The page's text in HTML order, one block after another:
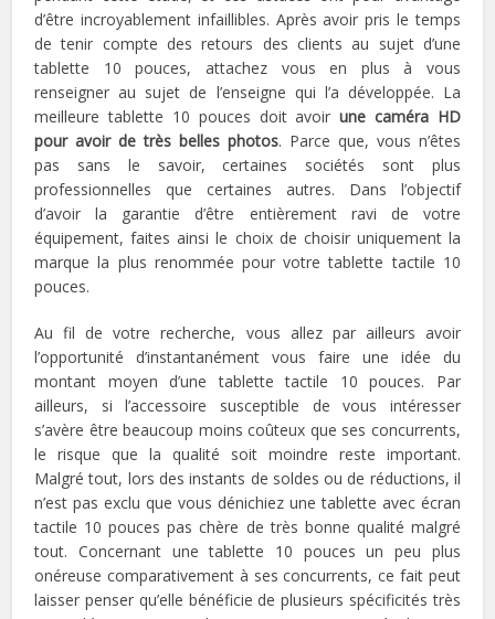
d’être incroyablement infaillibles. Après avoir pris le temps
de tenir compte des retours des clients au sujet d’une
tablette 10 pouces, attachez vous en plus à vous
renseigner au sujet de l’enseigne qui l’a développée. La
meilleure tablette 10 pouces doit avoirune caméra HD
pour avoir de très belles photos. Parce que, vous n’êtes
pas sans le savoir, certaines sociétés sont plus
professionnelles que certaines autres. Dans l’objectif
d’avoir la garantie d’être entièrement ravi de votre
équipement, faites ainsi le choix de choisir uniquement la
marque la plus renommée pour votre tablette tactile 10
pouces.
Au fil de votre recherche, vous allez par ailleurs avoir
l’opportunité d’instantanément vous faire une idée du
montant moyen d’une tablette tactile 10 pouces. Par
ailleurs, si l’accessoire susceptible de vous intéresser
s’avère être beaucoup moins coûteux que ses concurrents,
le risque que la qualité soit moindre reste important.
Malgré tout, lors des instants de soldes ou de réductions, il
n’est pas exclu que vous dénichiez une tablette avec écran
tactile 10 pouces pas chère de très bonne qualité malgré
tout. Concernant une tablette 10 pouces un peu plus
onéreuse comparativement à ses concurrents, ce fait peut
laisser penser qu’elle bénéficie de plusieurs spécificités très